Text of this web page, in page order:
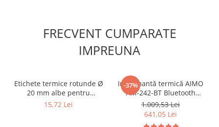
FRECVENT CUMPARATE
IMPREUNA
Etichete termice rotunde Ø
20 mm albe pentru
imprimante AIMO și
15,72 Lei
-37%
Imprimantă termică AIMO
AM-242-BT Bluetooth
pentru etichete AWB,
curierat, produse, bijuterii
și coduri de bare, conectare
1.009,53 Lei
641,05 Lei